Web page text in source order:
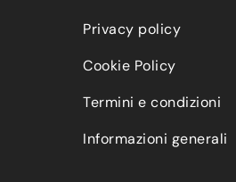
Privacy policy
Cookie Policy
Termini e condizioni
Informazioni generali